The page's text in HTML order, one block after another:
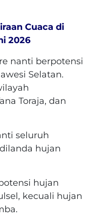
Cuaca di
2026
nanti berpotensi
Selatan.
Toraja, dan
seluruh
hujan
hujan
kecuali hujan